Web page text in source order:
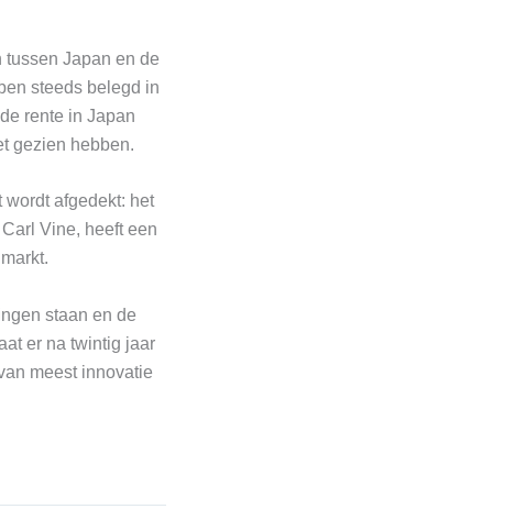
Japan en de
steeds belegd in
rente in Japan
gezien hebben.
afgedekt: het
Vine, heeft een
staan en de
er na twintig jaar
meest innovatie